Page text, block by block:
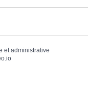
et administrative